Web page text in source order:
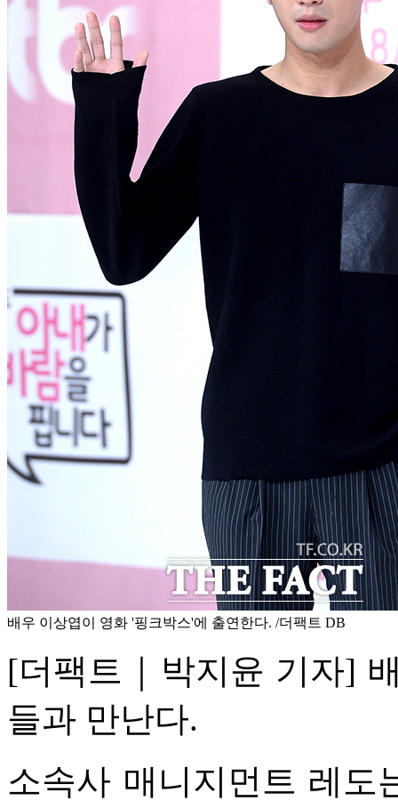
배우 이상엽이 영화 '핑크박스'에 출연한다. /더팩트 DB
[더팩트｜박지윤 기자]
들과 만난다.
소속사 매니지먼트 레도